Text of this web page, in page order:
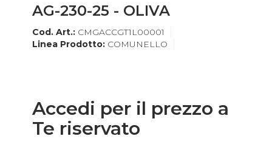
AG-230-25 - OLIVA
Cod. Art.: CMGACCGT1L00001
Linea Prodotto: COMUNELLO
Accedi per il prezzo a
Te riservato